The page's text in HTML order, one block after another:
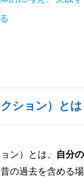
ション）とは
ン）とは、 自分
の過去を含める場